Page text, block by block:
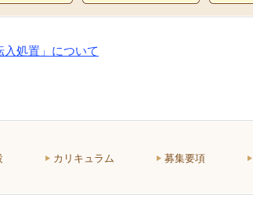
処置」について
カリキュラム 募集要項